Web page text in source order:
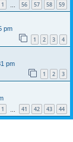
1 56 57 58 59
pm
1 2 3 4
pm
1 2 3
1 41 42 43 44